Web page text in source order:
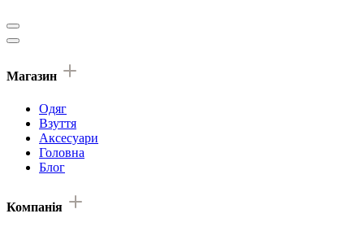
Магазин
Одяг
Взуття
Аксесуари
Головна
Блог
Компанія